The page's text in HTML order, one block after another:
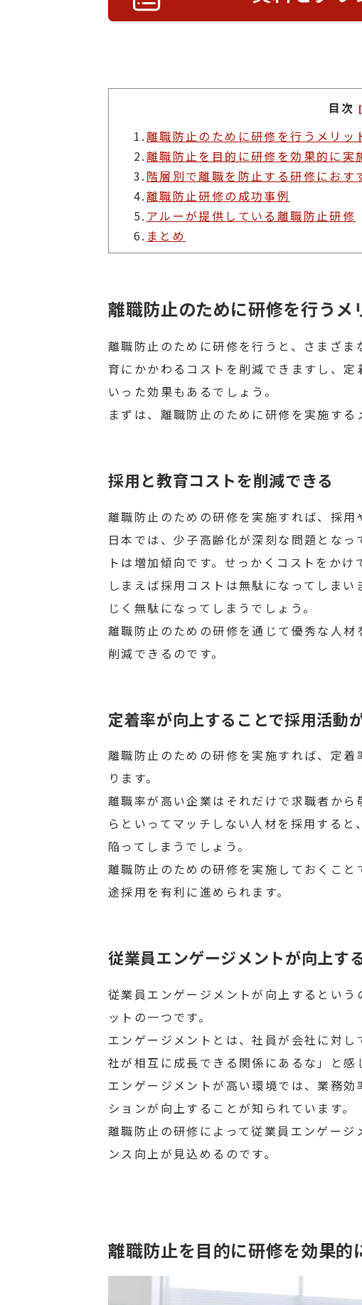
目次
1.離職防止のために研修を行うメリッ
2.離職防止を目的に研修を効果的に実
3. 階層別で離職を防止する研修におす
4.離職防止研修の成功事例
5. アルーが提供している離職防止研修
6. まとめ
離職防止のために研修を行うメ
離職防止のために研修を行うと、さまざ
育にかかわるコストを削減できますし、
いった効果もあるでしょう。
まずは、離職防止のために研修を実施する
採用と教育コストを削減できる
離職防止のための研修を実施すれば、採用
日本では、少子高齢化が深刻な問題とな
トは増加傾向です。せっかくコストをか
しまえば採用コストは無駄になってしま
じく無駄になってしまうでしょう。
離職防止のための研修を通じて優秀な人
削減できるのです。
定着率が向上することで採用活動
離職防止のための研修を実施すれば、定
ります。
離職率が高い企業はそれだけで求職者か
らといってマッチしない人材を採用する
陥ってしまうでしょう。
離職防止のための研修を実施しておくこ
途採用を有利に進められます。
従業員エンゲージメントが向上す
従業員エンゲージメントが向上するとい
ットの一つです。
エンゲージメントとは、社員が会社に対
社が相互に成長できる関係にあるな」と感
エンゲージメントが高い環境では、業務
ションが向上することが知られています。
離職防止の研修によって従業員エンゲー
ンス向上が見込めるのです。
離職防止を目的に研修を効果的